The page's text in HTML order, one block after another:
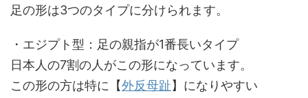
足の形は3つのタイプに分けられます。
・エジプト型：足の親指が1番長いタイプ
日本人の7割の人がこの形になっています。
この形の方は特に【外反母趾】になりやすい